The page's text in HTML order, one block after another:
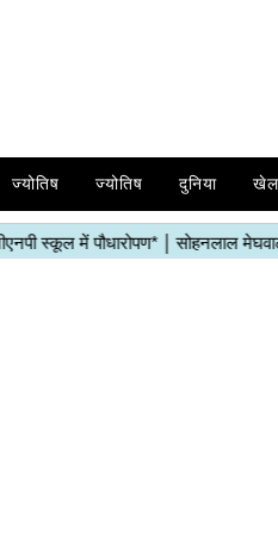
ज्योतिष ज्योतिष दुनिया खेल